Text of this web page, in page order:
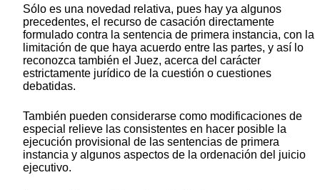
Sólo es una novedad relativa, pues hay ya algunos
precedentes, el recurso de casación directamente
formulado contra la sentencia de primera instancia, con la
limitación de que haya acuerdo entre las partes, y así lo
reconozca también el Juez, acerca del carácter
estrictamente jurídico de la cuestión o cuestiones
debatidas.
También pueden considerarse como modificaciones de
especial relieve las consistentes en hacer posible la
ejecución provisional de las sentencias de primera
instancia y algunos aspectos de la ordenación del juicio
ejecutivo.